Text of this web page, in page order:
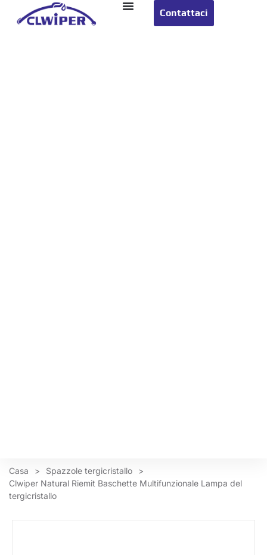
Contattaci
Casa > Spazzole tergicristallo
>
Clwiper Natural Riemit Baschette Multifunzionale Lampa del
tergicristallo